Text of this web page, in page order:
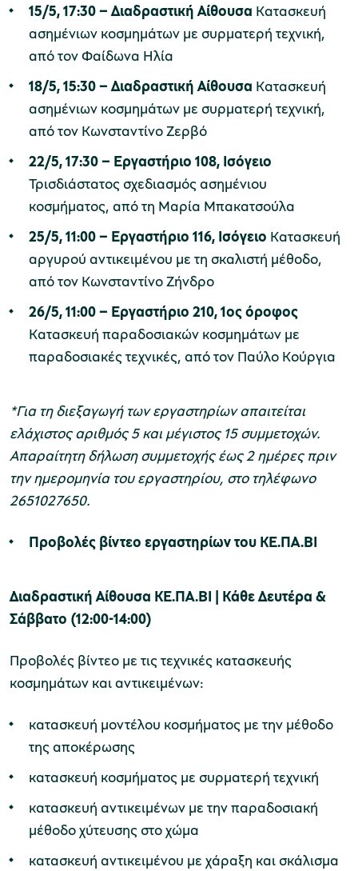
15/5, 17:30 – Διαδραστική Αίθουσα Κατασκευή
ασημένιων κοσμημάτων με συρματερή τεχνική,
από τον Φαίδωνα Ηλία
18/5, 15:30 – Διαδραστική Αίθουσα Κατασκευή
ασημένιων κοσμημάτων με συρματερή τεχνική,
από τον Κωνσταντίνο Ζερβό
22/5, 17:30 – Εργαστήριο 108, Ισόγειο
Τρισδιάστατος σχεδιασμός ασημένιου
κοσμήματος, από τη Μαρία Μπακατσούλα
25/5, 11:00 – Εργαστήριο 116, Ισόγειο Κατασκευή
αργυρού αντικειμένου με τη σκαλιστή μέθοδο,
από τον Κωνσταντίνο Ζήνδρο
26/5, 11:00 – Εργαστήριο 210, 1ος όροφος
Κατασκευή παραδοσιακών κοσμημάτων με
παραδοσιακές τεχνικές, από τον Παύλο Κούργια
*Για τη διεξαγωγή των εργαστηρίων απαιτείται
ελάχιστος αριθμός 5 και μέγιστος 15 συμμετοχών.
Απαραίτητη δήλωση συμμετοχής έως 2 ημέρες πριν
την ημερομηνία του εργαστηρίου, στο τηλέφωνο
2651027650.
Προβολές βίντεο εργαστηρίωντου ΚΕ.ΠΑ.ΒΙ
Διαδραστική Αίθουσα ΚΕ.ΠΑ.ΒΙ | Κάθε Δευτέρα &
Σάββατο (12:00-14:00)
Προβολές βίντεο με τις τεχνικές κατασκευής
κοσμημάτων και αντικειμένων:
κατασκευή μοντέλου κοσμήματος με την μέθοδο
της αποκέρωσης
κατασκευή κοσμήματος με συρματερή τεχνική
κατασκευή αντικειμένων με την παραδοσιακή
μέθοδο χύτευσης στο χώμα
κατασκευή αντικειμένου με χάραξη και σκάλισμα